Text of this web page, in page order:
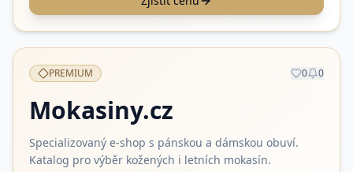
PREMIUM 0 0
Mokasiny.cz
Specializovaný e-shop s pánskou a dámskou obuví.
Katalog pro výběr kožených i letních mokasín.